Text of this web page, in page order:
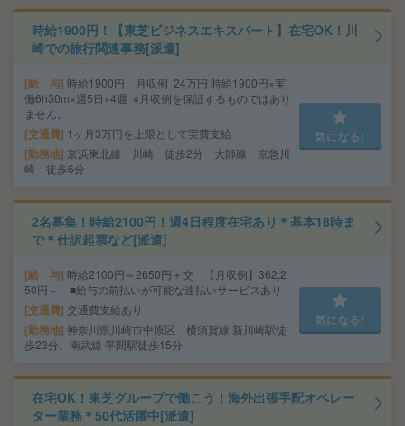
時給1900円！【東芝ビジネスエキスパート】在宅OK！川
崎での旅行関連事務[派遣]
給 与 時給1900円 月収例 24万円 時給1900円×実
働6h30m×週5日×4週 ※月収例を保証するものではあり
ません。
交通費 1ヶ月3万円を上限として実費支給
勤務地 京浜東北線 川崎 徒歩2分 大師線 京急川
崎 徒歩6分
気になる!
2名募集！時給2100円！週4日程度在宅あり＊基本18時ま
で＊仕訳起票など[派遣]
給 与 時給2100円～2650円＋交 【月収例】362,2
50円～ ■給与の前払いが可能な速払いサービスあり
交通費 交通費支給あり
勤務地 神奈川県川崎市中原区 横須賀線 新川崎駅徒
歩23分、南武線 平間駅徒歩15分
気になる!
在宅OK！東芝グループで働こう！海外出張手配オペレー
ター業務＊50代活躍中[派遣]